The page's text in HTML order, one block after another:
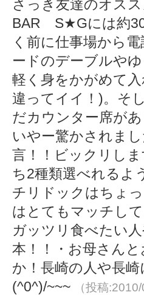
さっき友達のオス
BAR S★Gには約
く前に仕事場から
ードのデーブルや
軽く身をかがめて
違ってイイ！)。そ
だカウンター席が
いやー驚かされま
言！！ビックリし
ち2種類選べれるよ
チリドックはちょ
はとてもマッチし
ガッツリ食べたい
本！！・お母さん
か！長崎の人や長
(^0^)/~~~
（投稿